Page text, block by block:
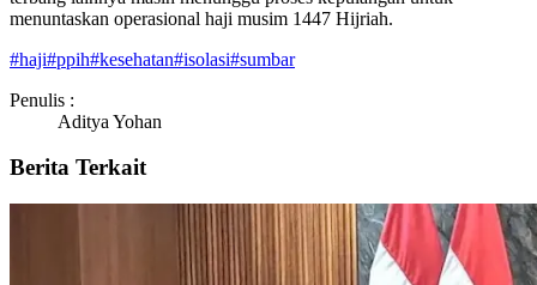
menuntaskan operasional haji musim 1447 Hijriah.
#haji#ppih#kesehatan#isolasi#sumbar
Penulis :
Aditya Yohan
Berita Terkait